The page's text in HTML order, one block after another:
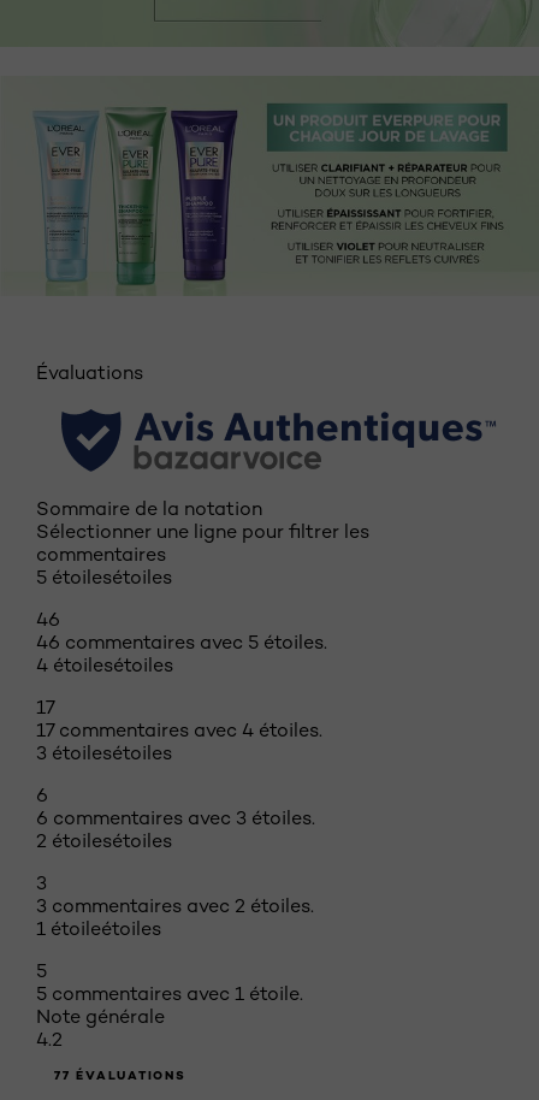
Évaluations
Sommaire de la notation
Sélectionner une ligne pour filtrer les
commentaires
5 étoilesétoiles
46
46 commentaires avec 5 étoiles.
4 étoilesétoiles
17
17 commentaires avec 4 étoiles.
3 étoilesétoiles
6
6 commentaires avec 3 étoiles.
2 étoilesétoiles
3
3 commentaires avec 2 étoiles.
1 étoileétoiles
5
5 commentaires avec 1 étoile.
Note générale
4.2
77 ÉVALUATIONS